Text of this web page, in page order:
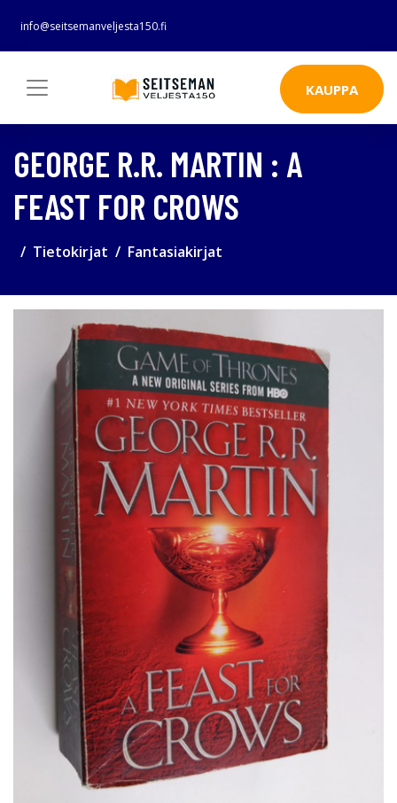
info@seitsemanveljesta150.fi
KAUPPA
GEORGE R.R. MARTIN : A
FEAST FOR CROWS
Tietokirjat Fantasiakirjat